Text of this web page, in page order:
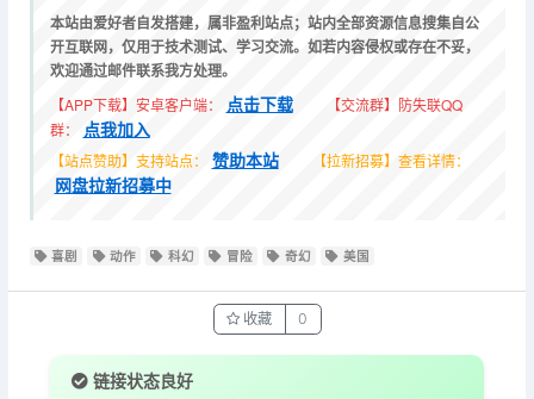
本站由爱好者自发搭建，属非盈利站点；站内全部资源信息搜集自公
开互联网，仅用于技术测试、学习交流。如若内容侵权或存在不妥，
欢迎通过邮件联系我方处理。
【APP下载】安卓客户端： 点击下载
【交流群】防失联QQ
群：
点我加入
【站点赞助】支持站点： 赞助本站 【拉新招募】查看详情：
网盘拉新招募中
喜剧 动作 科幻 冒险 奇幻 美国
收藏 0
链接状态良好